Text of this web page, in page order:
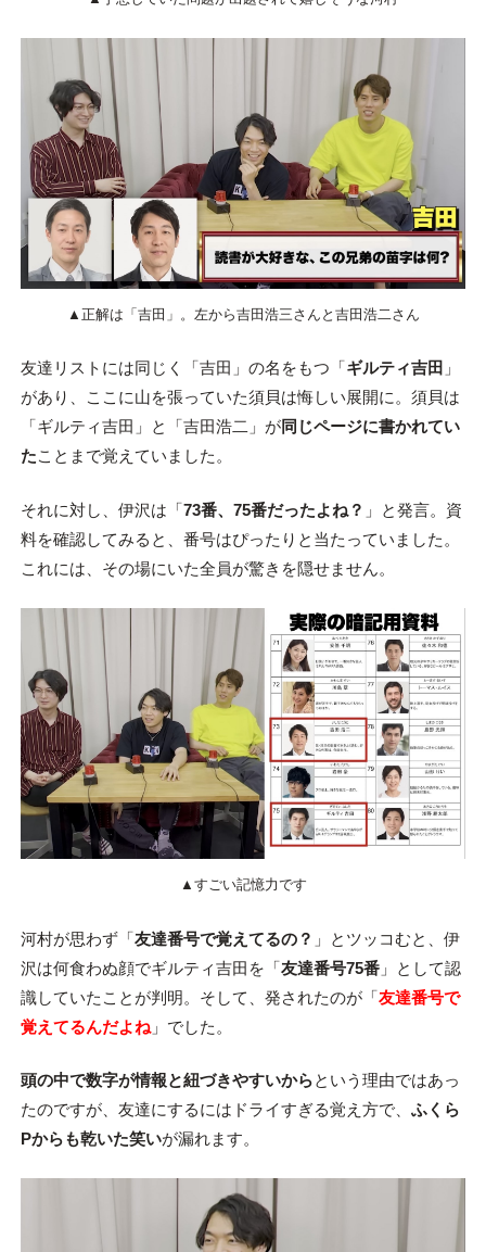
▲正解は「吉田」。左から吉田浩三さんと吉田浩二さん
友達リストには同じく「吉田」の名をもつ「 ギルティ吉田 」
があり、ここに山を張っていた須貝は悔しい展開に。須貝は
「ギルティ吉田」と「吉田浩二」が同じページに書かれてい
たことまで覚えていました。
それに対し、伊沢は「73番、75番だったよね？ 」と発言。資
料を確認してみると、番号はぴったりと当たっていました。
これには、その場にいた全員が驚きを隠せません。
▲すごい記憶力です
河村が思わず「友達番号で覚えてるの？ 」とツッコむと、伊
沢は何食わぬ顔でギルティ吉田を「友達番号75番」として認
識していたことが判明。そして、発されたのが「友達番号で
覚えてるんだよね」でした。
頭の中で数字が情報と紐づきやすいからという理由ではあっ
たのですが、友達にするにはドライすぎる覚え方で、 ふくら
Pからも乾いた笑いが漏れます。